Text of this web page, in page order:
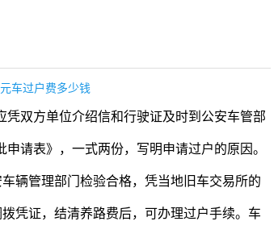
车过户费多少钱
双方单位介绍信和行驶证及时到公安车管部
请表》，一式两份，写明申请过户的原因。
辆管理部门检验合格，凭当地旧车交易所的
凭证，结清养路费后，可办理过户手续。车